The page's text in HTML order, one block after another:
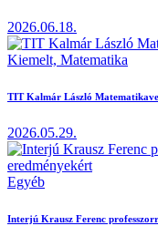
2026.06.18.
Kiemelt, Matematika
TIT Kalmár László
2026.05.29.
Egyéb
Interjú Krausz Ferenc